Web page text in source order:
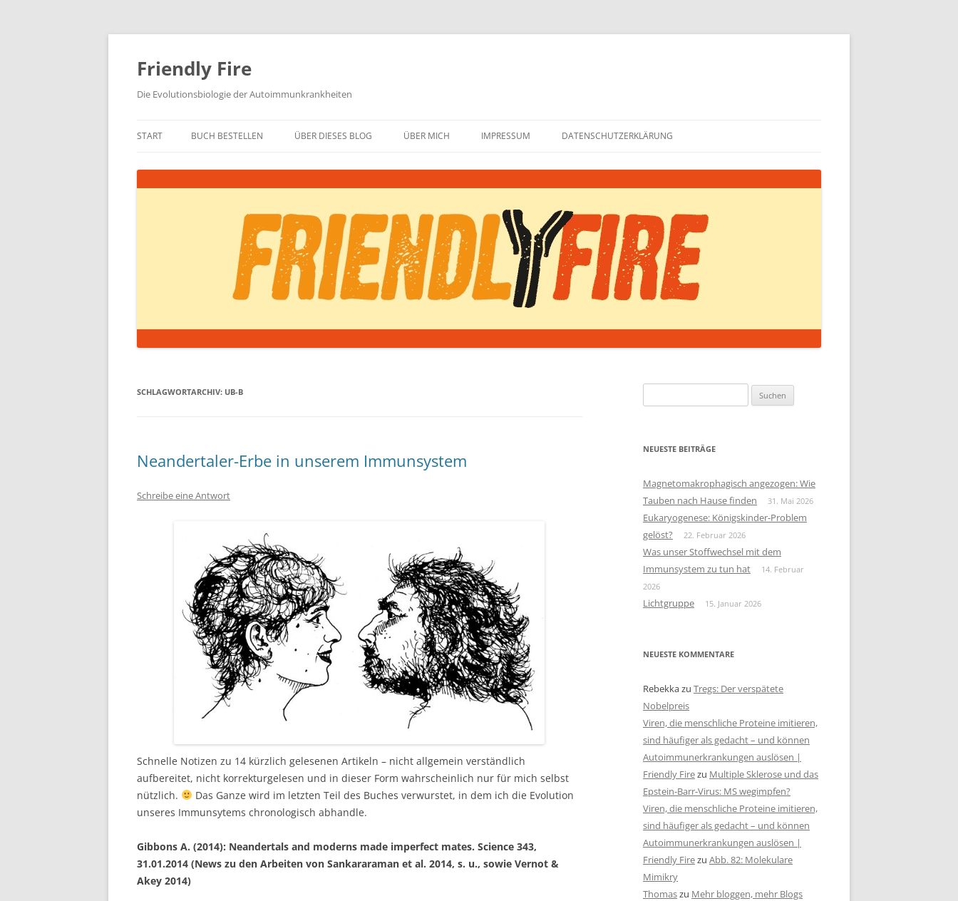
Zum
springen
Friendly Fire
Die Evolutionsbiologie der Autoimmunkrankheiten
START BUCH BESTELLEN ÜBER DIESES BLOG ÜBER MICH IMPRESSUM DATENSCHUTZERKLÄRUNG
SCHLAGWORTARCHIV: UB-B
Neandertaler-Erbe in unserem Immunsystem
Schreibe eine Antwort
Schnelle Notizen zu 14 kürzlich gelesenen Artikeln – nicht allgemein verständlich
aufbereitet, nicht korrekturgelesen und in dieser Form wahrscheinlich nur für mich selbst
nützlich.
Das Ganze wird im letzten Teil des Buches verwurstet, in dem ich die Evolution
unseres Immunsytems chronologisch abhandle.
Gibbons A. (2014): Neandertals and moderns made imperfect mates. Science 343,
31.01.2014 (News zu den Arbeiten von Sankararaman et al. 2014, s. u., sowie Vernot &
Akey 2014)
nach:
NEUESTE BEITRÄGE
Magnetomakrophagisch angezogen: Wie
Tauben nach Hause finden
31. Mai 2026
Eukaryogenese: Königskinder-Problem
gelöst?
22. Februar 2026
Was unser Stoffwechsel mit dem
Immunsystem zu tun hat
14. Februar
2026
Lichtgruppe 15. Januar 2026
NEUESTE KOMMENTARE
Rebekkazu Tregs: Der verspätete
Nobelpreis
Viren, die menschliche Proteine imitieren,
sind häufiger als gedacht – und können
Autoimmunerkrankungen auslösen |
Friendly Firezu Multiple Sklerose und das
Epstein-Barr-Virus: MS wegimpfen?
Viren, die menschliche Proteine imitieren,
sind häufiger als gedacht – und können
Autoimmunerkrankungen auslösen |
Friendly Firezu Abb. 82: Molekulare
Mimikry
Thomaszu Mehr bloggen, mehr Blogs